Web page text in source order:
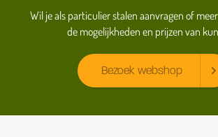
Wil je als particulier stalen aanvragen of
de mogelijkheden en prijzen van
Bezoek webshop